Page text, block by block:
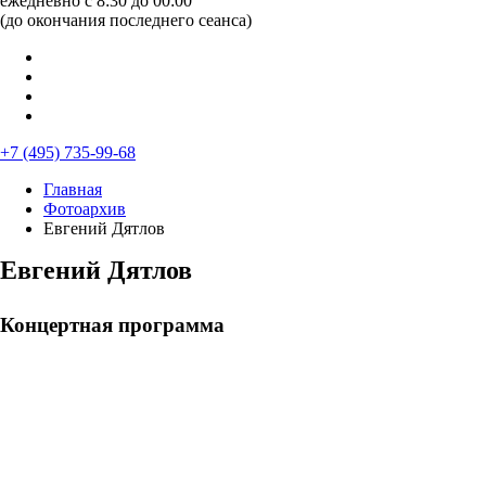
(до окончания последнего сеанса)
+7 (495) 735-99-68
Главная
Фотоархив
Евгений Дятлов
Евгений Дятлов
Концертная программа